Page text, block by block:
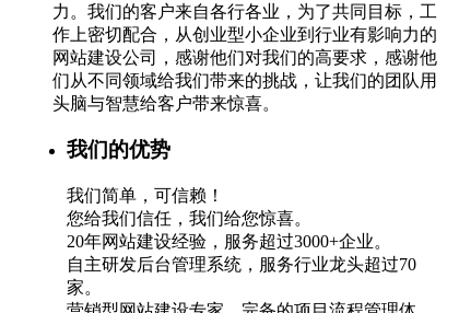
力。我们的客户来自各行各业，为了共同目标，工
作上密切配合，从创业型小企业到行业有影响力的
网站建设公司，感谢他们对我们的高要求，感谢他
们从不同领域给我们带来的挑战，让我们的团队用
头脑与智慧给客户带来惊喜。
我们的优势
我们简单，可信赖！
您给我们信任，我们给您惊喜。
20年网站建设经验，服务超过3000+企业。
自主研发后台管理系统，服务行业龙头超过70
家。